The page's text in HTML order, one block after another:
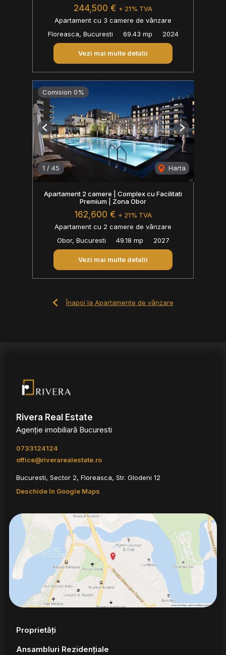
244,500 € + 21% TVA
Apartament cu 3 camere de vânzare
Floreasca, Bucuresti
69.43 mp 2024
Vezi mai multe detalii
Comision 0%
1 / 45 Harta
Previous Next
Apartament 2 camere | Complex cu Facilitati
Premium | Zona Obor
162,600 € + 21% TVA
Apartament cu 2 camere de vânzare
Obor, Bucuresti
49.18 mp 2027
Vezi mai multe detalii
Înapoi la Apartamente de vânzare
Rivera Real Estate
Agenție imobiliară Bucuresti
0733124124
office@riverarealestate.ro
Bucuresti, Sector 2, Floreasca, Str. Glodeni 12
Deschide în Google Maps
Proprietăți
Ansambluri Rezidențiale